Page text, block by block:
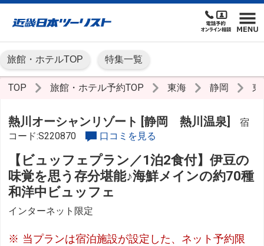
旅館・ホテルTOP 特集一覧
TOP 旅館・ホテル予約TOP 東海 静岡
熱川オーシャンリゾート [静岡 熱川温泉]
宿
コード:S220870
口コミを見る
【ビュッフェプラン／1泊2食付】伊豆の
味覚を思う存分堪能♪海鮮メインの約70種
和洋中ビュッフェ
インターネット限定
当プランは宿泊施設が設定した、ネット予約限